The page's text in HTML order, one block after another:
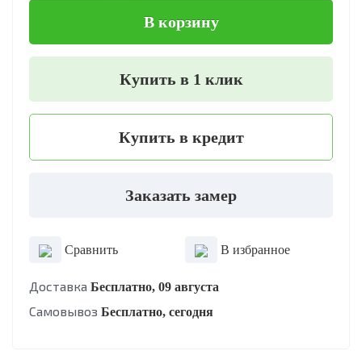
В корзину
Купить в 1 клик
Купить в кредит
Заказать замер
Сравнить В избранное
Доставка Бесплатно, 09 августа
Самовывоз Бесплатно, сегодня